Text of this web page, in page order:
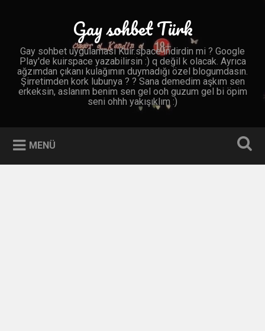
Gay sohbet Türk
Gay sohbet uygulaması Kuir.space indirdin mi ? Google
Play'de kuirspace yazabilirsin :) q değil k olacak. Ayrıca
ağzımdan çıkanı kulağımın duymadığı özel blogumdasın.
Şirretimden kork lubunya ? ? Sana demedim aşkım sen
erkeksin, aslanım benim sen gel ooh guzum gel bi öpim
seni ohhh yakışıklım :)
MENÜ